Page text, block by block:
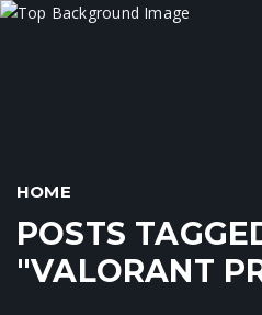
HOME
POSTS
"VALORANT